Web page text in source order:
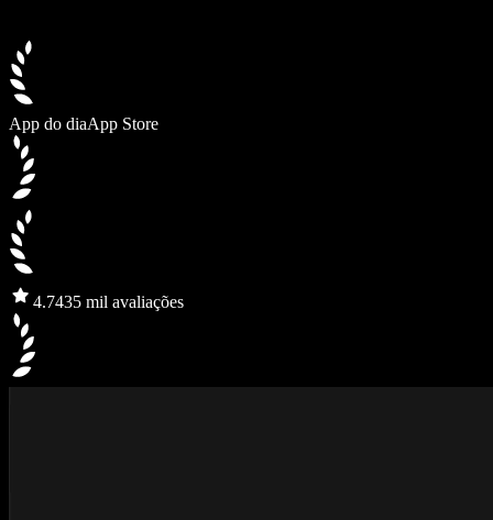
App do diaApp Store
4.7435 mil avaliações